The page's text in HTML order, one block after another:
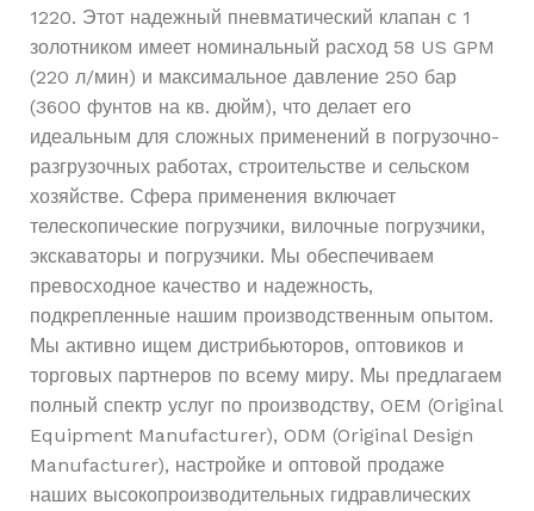
1220. Этот надежный пневматический клапан с 1
золотником имеет номинальный расход 58 US GPM
(220 л/мин) и максимальное давление 250 бар
(3600 фунтов на кв. дюйм), что делает его
идеальным для сложных применений в погрузочно-
разгрузочных работах, строительстве и сельском
хозяйстве. Сфера применения включает
телескопические погрузчики, вилочные погрузчики,
экскаваторы и погрузчики. Мы обеспечиваем
превосходное качество и надежность,
подкрепленные нашим производственным опытом.
Мы активно ищем дистрибьюторов, оптовиков и
торговых партнеров по всему миру. Мы предлагаем
полный спектр услуг по производству, OEM (Original
Equipment Manufacturer), ODM (Original Design
Manufacturer), настройке и оптовой продаже
наших высокопроизводительных гидравлических